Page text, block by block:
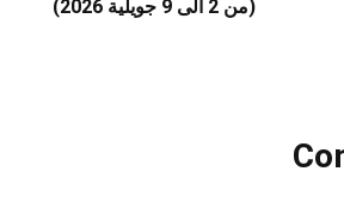
(من 2 الى 9 جويلية 2026)